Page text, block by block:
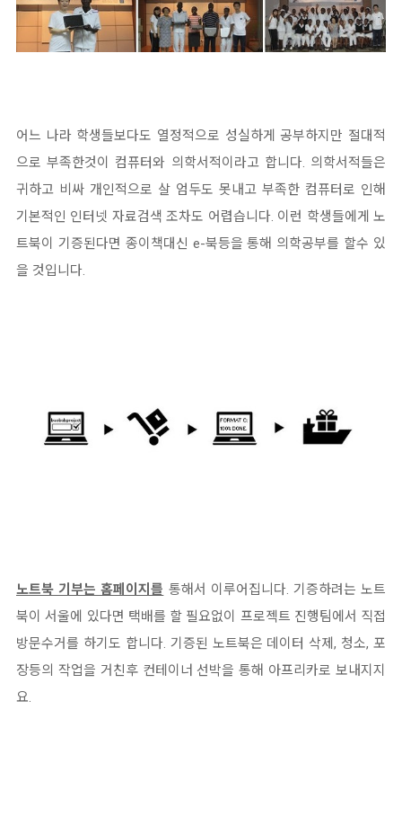
어느 나라 학생들보다도 열정적으로 성실하게 공부하지만 절대적
으로 부족한것이 컴퓨터와 의학서적이라고 합니다. 의학서적들은
귀하고 비싸 개인적으로 살 엄두도 못내고 부족한 컴퓨터로 인해
기본적인 인터넷 자료검색 조차도 어렵습니다. 이런 학생들에게 노
트북이 기증된다면 종이책대신 e-북등을 통해 의학공부를 할수 있
을 것입니다.
노트북 기부는 홈페이지를 통해서 이루어집니다. 기증하려는 노트
북이 서울에 있다면 택배를 할 필요없이 프로젝트 진행팀에서 직접
방문수거를 하기도 합니다. 기증된 노트북은 데이터 삭제, 청소, 포
장등의 작업을 거친후 컨테이너 선박을 통해 아프리카로 보내지지
요.